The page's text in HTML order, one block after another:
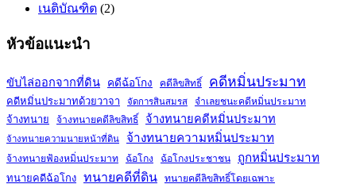
เนติบัณฑิต (2)
หัวข้อแนะนำ
ขับไล่ออกจากที่ดิน คดีฉ้อโกง คดีลิขสิทธิ์ คดีหมิ่นประมาท
คดีหมิ่นประมาทด้วยวาจา จัดการสินสมรส จำเลยชนะคดีหมิ่นประมาท
จ้างทนาย จ้างทนายคดีลิขสิทธิ์ จ้างทนายคดีหมิ่นประมาท
จ้างทนายความนายหน้าที่ดิน จ้างทนายความหมิ่นประมาท
จ้างทนายฟ้องหมิ่นประมาท ฉ้อโกง ฉ้อโกงประชาชน ถูกหมิ่นประมาท
ทนายคดีฉ้อโกง ทนายคดีที่ดิน ทนายคดีลิขสิทธิ์โดยเฉพาะ